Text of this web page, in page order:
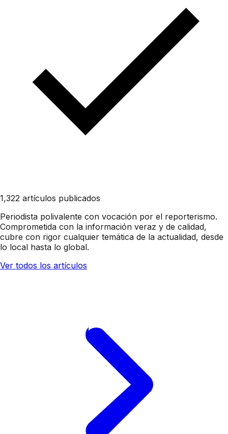
1,322 artículos publicados
Periodista polivalente con vocación por el reporterismo.
Comprometida con la información veraz y de calidad,
cubre con rigor cualquier temática de la actualidad, desde
lo local hasta lo global.
Ver todos los artículos